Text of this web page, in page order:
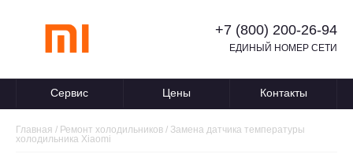
+7 (800) 200-26-94
ЕДИНЫЙ НОМЕР СЕТИ
Сервис Цены Контакты
Главная / Ремонт холодильников / Замена датчика температуры
холодильника Xiaomi